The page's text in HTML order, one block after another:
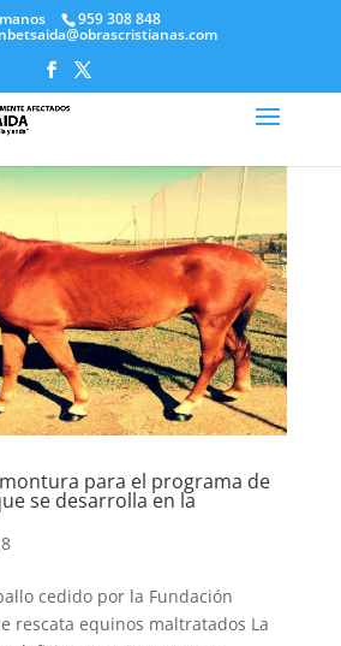
959 308 848
montura para el programa de
se desarrolla en la
cedido por la Fundación
rescata equinos maltratados La